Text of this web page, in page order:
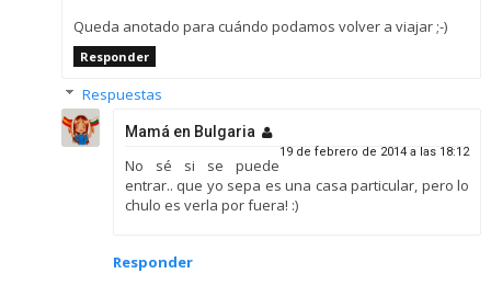
Queda anotado para cuándo podamos volver a viajar ;-)
Responder
Respuestas
Mamá en Bulgaria
19 de febrero de 2014 a las 18:12
No sé si se puede
entrar.. que yo sepa es una casa particular, pero lo
chulo es verla por fuera! :)
Responder